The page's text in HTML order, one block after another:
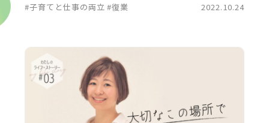
#子育てと仕事の両立 #復業 2022.10.24